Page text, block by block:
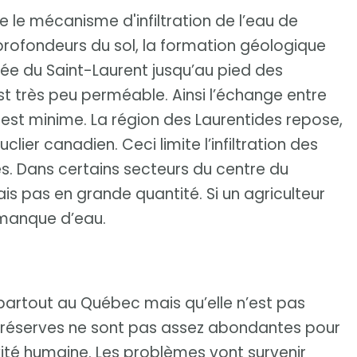
mécanisme d'infiltration de l’eau de
du sol, la formation géologique
du Saint-Laurent jusqu’au pied des
très peu perméable. Ainsi l’échange entre
minime. La région des Laurentides repose,
canadien. Ceci limite l’infiltration des
Dans certains secteurs du centre du
pas en grande quantité. Si un agriculteur
d’eau.
au Québec mais qu’elle n’est pas
ne sont pas assez abondantes pour